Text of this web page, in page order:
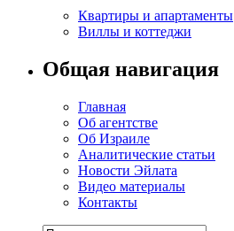
Квартиры и апартаменты
Виллы и коттеджи
Общая навигация
Главная
Об агентстве
Об Израиле
Аналитические статьи
Новости Эйлата
Видео материалы
Контакты